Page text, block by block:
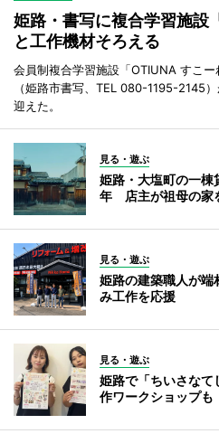
姫路・書写に複合学習施
と工作機材そろえる
会員制複合学習施設「OTIUNA すこー
（姫路市書写、TEL 080-1195-2145
迎えた。
見る・遊ぶ
姫路・大塩町の一棟
年 店主が祖母の家
見る・遊ぶ
姫路の建築職人が
み工作を応援
見る・遊ぶ
姫路で「ちいさな
作ワークショップも